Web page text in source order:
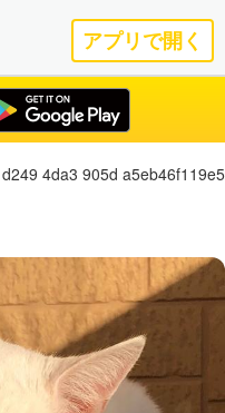
アプリで開く